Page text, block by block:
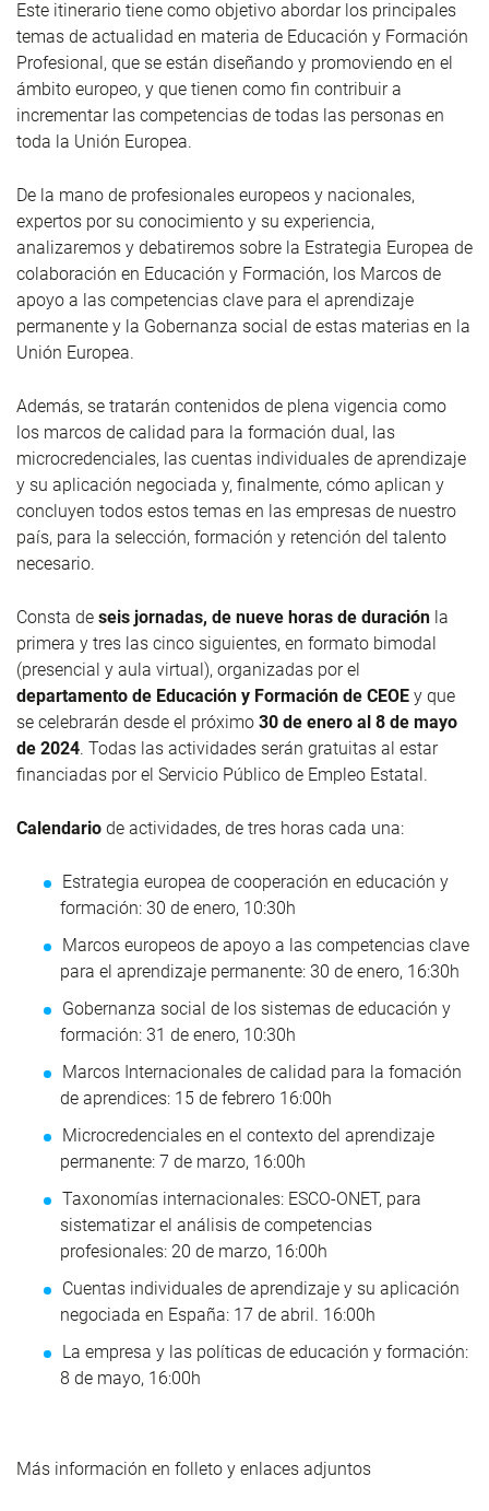
Este itinerario tiene como objetivo abordar los principales
temas de actualidad en materia de Educación y Formación
Profesional, que se están diseñando y promoviendo en el
ámbito europeo, y que tienen como fin contribuir a
incrementar las competencias de todas las personas en
toda la Unión Europea.
De la mano de profesionales europeos y nacionales,
expertos por su conocimiento y su experiencia,
analizaremos y debatiremos sobre la Estrategia Europea de
colaboración en Educación y Formación, los Marcos de
apoyo a las competencias clave para el aprendizaje
permanente y la Gobernanza social de estas materias en la
Unión Europea.
Además, se tratarán contenidos de plena vigencia como
los marcos de calidad para la formación dual, las
microcredenciales, las cuentas individuales de aprendizaje
y su aplicación negociada y, finalmente, cómo aplican y
concluyen todos estos temas en las empresas de nuestro
país, para la selección, formación y retención del talento
necesario.
Consta de seis jornadas, de nueve horas de duración la
primera y tres las cinco siguientes, en formato bimodal
(presencial y aula virtual), organizadas por el
departamento de Educación y Formación de CEOE y que
se celebrarán desde el próximo 30 de enero al 8 de mayo
de 2024. Todas las actividades serán gratuitas al estar
financiadas por el Servicio Público de Empleo Estatal.
Calendario de actividades, de tres horas cada una:
Estrategia europea de cooperación en educación y
formación: 30 de enero, 10:30h
Marcos europeos de apoyo a las competencias clave
para el aprendizaje permanente: 30 de enero, 16:30h
Gobernanza social de los sistemas de educación y
formación: 31 de enero, 10:30h
Marcos Internacionales de calidad para la fomación
de aprendices: 15 de febrero 16:00h
Microcredenciales en el contexto del aprendizaje
permanente: 7 de marzo, 16:00h
Taxonomías internacionales: ESCO-ONET, para
sistematizar el análisis de competencias
profesionales: 20 de marzo, 16:00h
Cuentas individuales de aprendizaje y su aplicación
negociada en España: 17 de abril. 16:00h
La empresa y las políticas de educación y formación:
8 de mayo, 16:00h
Más información en folleto y enlaces adjuntos